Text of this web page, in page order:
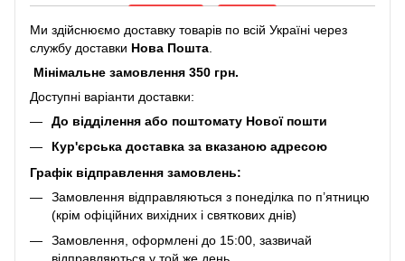
Ми здійснюємо доставку товарів по всій Україні через
службу доставки Нова Пошта
Мінімальне замовлення 350 грн.
Доступні варіанти доставки:
До відділення або поштомату Нової пошти
Кур'єрська доставка за вказаною адресою
Графік відправлення замовлень:
Замовлення відправляються з понеділка по п’ятницю
(крім офіційних вихідних і святкових днів)
Замовлення, оформлені до 15:00, зазвичай